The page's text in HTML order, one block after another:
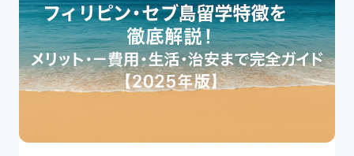
学
の
メ
リ
ッ